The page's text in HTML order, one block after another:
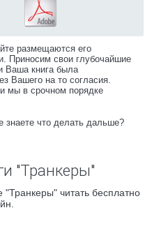
размещаются его
Приносим свои глубочайшие
Ваша книга была
Вашего на то согласия.
мы в срочном порядке
знаете что делать дальше?
"Транкеры"
читать бесплатно